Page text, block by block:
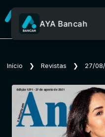
AYA Bancah
Início ❯ Revistas ❯ 27/